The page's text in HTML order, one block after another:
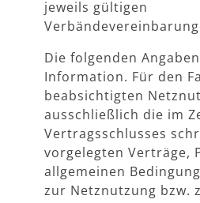
jeweils gültigen
Die folgenden
Information. Für den
beabsichtigten
ausschließlich die im
Vertragsschlusses
vorgelegten Verträge,
allgemeinen
zur Netznutzung bzw.